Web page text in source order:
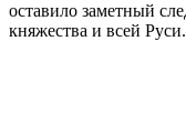
оставило заметный
княжества и всей Руси.